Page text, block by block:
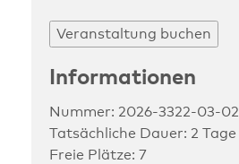
Informationen
Nummer: 2026-3322-03-02
Tatsächliche Dauer: 2 Tage
Freie Plätze: 7